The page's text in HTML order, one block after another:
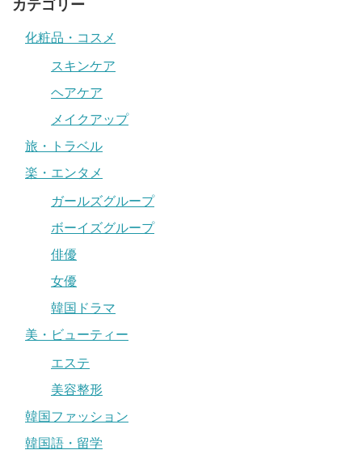
カテゴリー
化粧品・コスメ
スキンケア
ヘアケア
メイクアップ
旅・トラベル
楽・エンタメ
ガールズグループ
ボーイズグループ
俳優
女優
韓国ドラマ
美・ビューティー
エステ
美容整形
韓国ファッション
韓国語・留学